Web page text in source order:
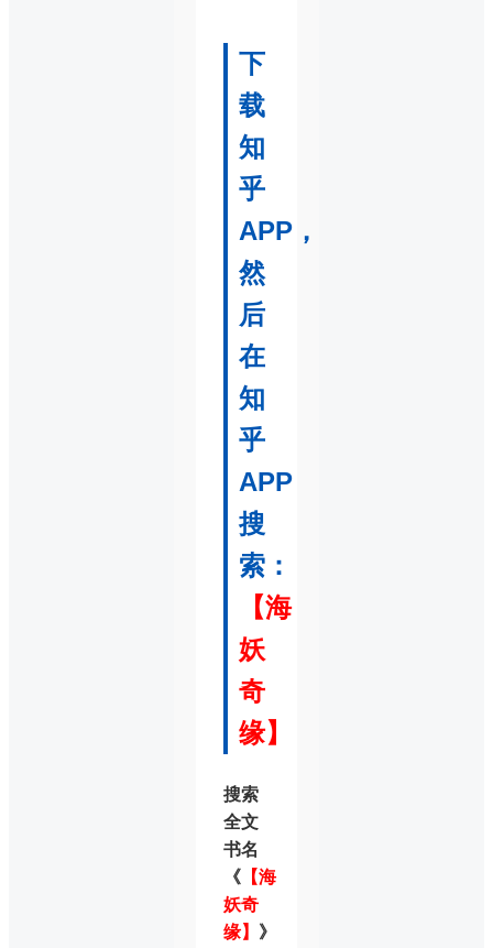
下
载
知
乎
APP，
然
后
在
知
乎
APP
搜
索：
【海
妖
奇
缘】
搜索
全文
书名
《 【海
妖奇
缘】 》